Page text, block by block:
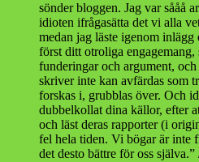
sönder bloggen. Jag var sååå
idioten ifrågasätta det vi alla
medan jag läste igenom
först ditt otroliga
funderingar och argument,
skriver inte kan avfärdas som
forskas i, grubblas över. Och
dubbelkollat dina källor, efter
och läst deras rapporter (i
fel hela tiden. Vi bögar är inte
det desto bättre för oss